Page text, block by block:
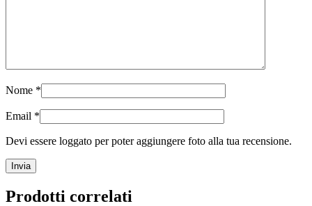
Nome *
Email *
Devi essere loggato per poter aggiungere foto alla tua recensione.
Prodotti correlati